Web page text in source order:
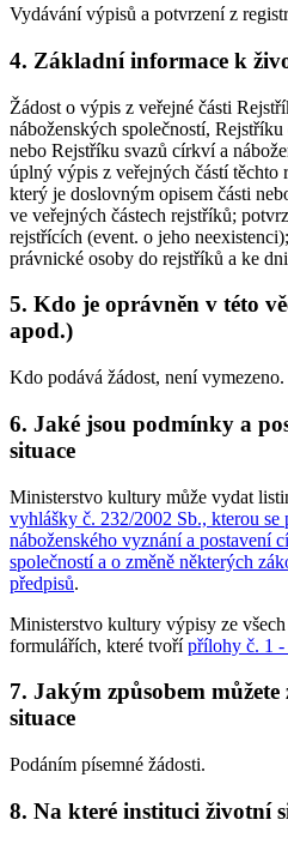
Vydávání výpisů a potvrzení z
4. Základní informace k
Žádost o výpis z veřejné části
náboženských společností,
nebo Rejstříku svazů církví a
úplný výpis z veřejných částí těchto
který je doslovným opisem části
ve veřejných částech rejstříků;
rejstřících (event. o jeho
právnické osoby do rejstříků a ke
5. Kdo je oprávněn v této
apod.)
Kdo podává žádost, není vymezeno.
6. Jaké jsou podmínky a
situace
Ministerstvo kultury může vydat
vyhlášky č. 232/2002 Sb., kterou se
náboženského vyznání a postavení
společností a o změně některých
předpisů.
Ministerstvo kultury výpisy ze
formulářích, které tvořípřílohy č. 1 -
7. Jakým způsobem
situace
Podáním písemné žádosti.
8. Na které instituci životní